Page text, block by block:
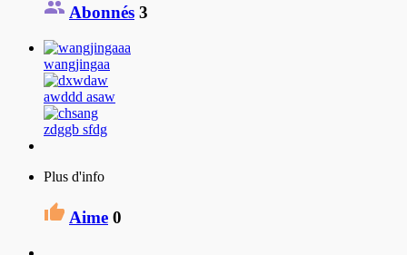
Abonnés 3
wangjingaa
awddd asaw
zdggb sfdg
Plus d'info
Aime 0